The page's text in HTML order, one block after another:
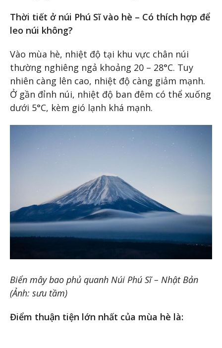
Thời tiết ở núi Phú Sĩ vào hè – Có thích hợp để
leo núi không?
Vào mùa hè, nhiệt độ tại khu vực chân núi
thường nghiêng ngả khoảng 20 – 28°C. Tuy
nhiên càng lên cao, nhiệt độ càng giảm mạnh.
Ở gần đỉnh núi, nhiệt độ ban đêm có thể xuống
dưới 5°C, kèm gió lạnh khá mạnh.
Biển mây bao phủ quanh Núi Phú Sĩ – Nhật Bản
(Ảnh: sưu tầm)
Điểm thuận tiện lớn nhất của mùa hè là: